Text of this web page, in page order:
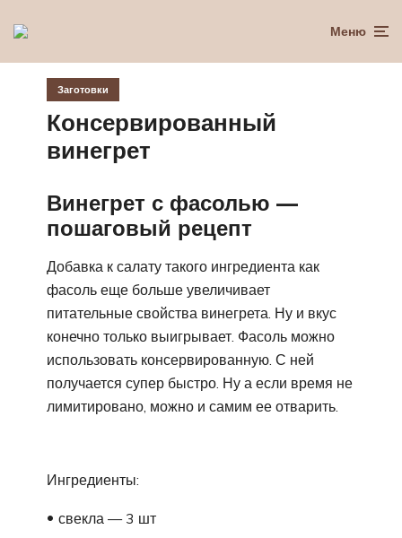
Меню
Заготовки
Консервированный
винегрет
Винегрет с фасолью —
пошаговый рецепт
Добавка к салату такого ингредиента как
фасоль еще больше увеличивает
питательные свойства винегрета. Ну и вкус
конечно только выигрывает. Фасоль можно
использовать консервированную. С ней
получается супер быстро. Ну а если время не
лимитировано, можно и самим ее отварить.
Ингредиенты:
свекла — 3 шт